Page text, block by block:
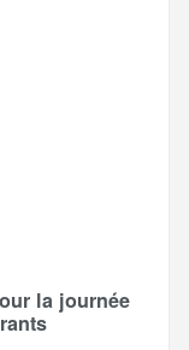
la journée